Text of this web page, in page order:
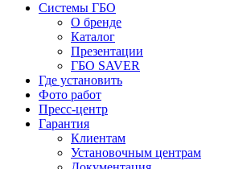
Системы ГБО
О бренде
Каталог
Презентации
ГБО SAVER
Где установить
Фото работ
Пресс-центр
Гарантия
Клиентам
Установочным центрам